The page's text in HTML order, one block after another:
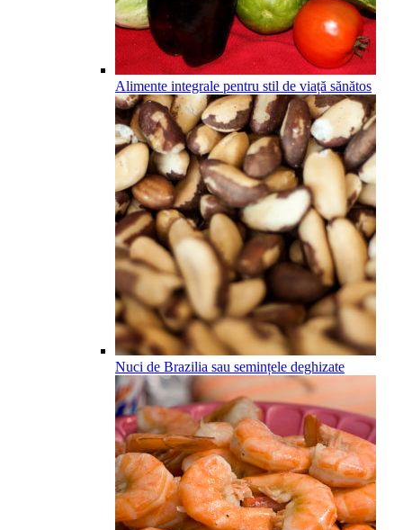
Alimente integrale pentru stil de viață sănătos
Nuci de Brazilia sau semințele deghizate